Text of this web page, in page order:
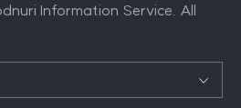
Information Service. All